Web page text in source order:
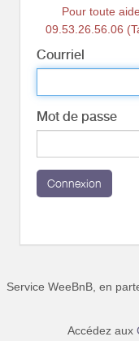
Pour toute
09.53.26.56.06
Courriel
Mot de passe
Connexion
Service WeeBnB, en
Accédez aux